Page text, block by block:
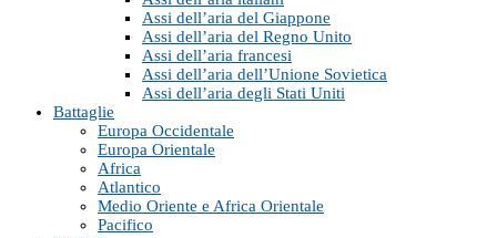
Assi dell’aria del Giappone
Assi dell’aria del Regno Unito
Assi dell’aria francesi
Assi dell’aria dell’Unione Sovietica
Assi dell’aria degli Stati Uniti
Battaglie
Europa Occidentale
Europa Orientale
Africa
Atlantico
Medio Oriente e Africa Orientale
Pacifico